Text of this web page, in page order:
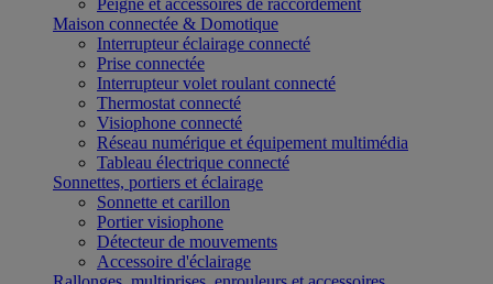
Peigne et accessoires de raccordement
Maison connectée & Domotique
Interrupteur éclairage connecté
Prise connectée
Interrupteur volet roulant connecté
Thermostat connecté
Visiophone connecté
Réseau numérique et équipement multimédia
Tableau électrique connecté
Sonnettes, portiers et éclairage
Sonnette et carillon
Portier visiophone
Détecteur de mouvements
Accessoire d'éclairage